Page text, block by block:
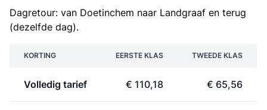
Dagretour: van Doetinchem naar Landgraaf en terug
(dezelfde dag).
KORTING EERSTE KLAS TWEEDE KLAS
Volledig tarief € 110,18 € 65,56